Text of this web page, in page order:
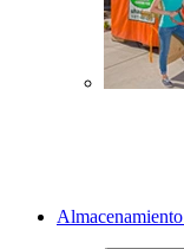
Almacenamiento